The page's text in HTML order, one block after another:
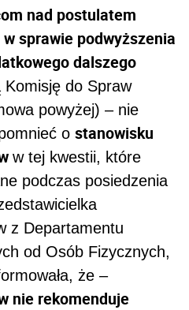
nad postulatem
sprawie podwyższenia
dalszego
do Spraw
powyżej) – nie
o stanowisku
w tej kwestii, które
podczas posiedzenia
z Departamentu
od Osób Fizycznych,
że –
nie rekomenduje